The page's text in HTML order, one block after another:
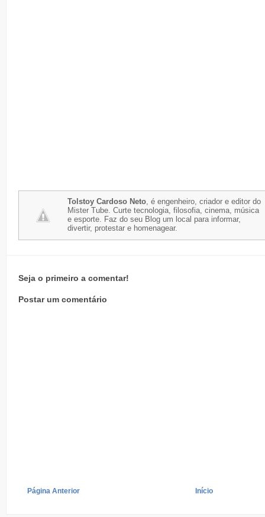
Tolstoy Cardoso Neto, é engenheiro, criador e editor do
Mister Tube. Curte tecnologia, filosofia, cinema, música
e esporte. Faz do seu Blog um local para informar,
divertir, protestar e homenagear.
Seja o primeiro a comentar!
Postar um comentário
Página Anterior Início